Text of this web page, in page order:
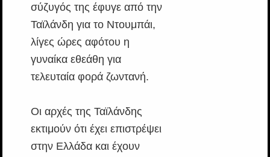
σύζυγός της έφυγε από την
Ταϊλάνδη για το Ντουμπάι,
λίγες ώρες αφότου η
γυναίκα εθεάθη για
τελευταία φορά ζωντανή.
Οι αρχές της Ταϊλάνδης
εκτιμούν ότι έχει επιστρέψει
στην Ελλάδα και έχουν